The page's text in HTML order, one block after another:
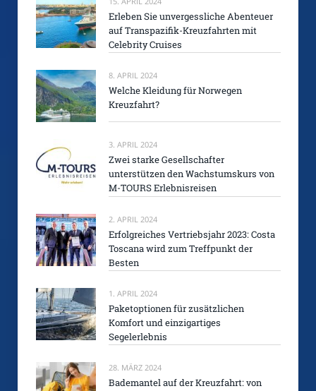
Erleben Sie unvergessliche Abenteuer
auf Transpazifik-Kreuzfahrten mit
Celebrity Cruises
8. APRIL 2024
Welche Kleidung für Norwegen
Kreuzfahrt?
3. APRIL 2024
Zwei starke Gesellschafter
unterstützen den Wachstumskurs von
M-TOURS Erlebnisreisen
2. APRIL 2024
Erfolgreiches Vertriebsjahr 2023: Costa
Toscana wird zum Treffpunkt der
Besten
1. APRIL 2024
Paketoptionen für zusätzlichen
Komfort und einzigartiges
Segelerlebnis
28. MÄRZ 2024
Bademantel auf der Kreuzfahrt: von